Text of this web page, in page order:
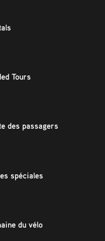
Tours
des passagers
spéciales
du vélo